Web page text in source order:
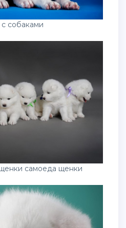
собаками
самоеда щенки